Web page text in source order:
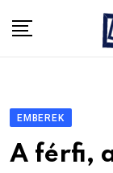
EMBEREK
A férfi,